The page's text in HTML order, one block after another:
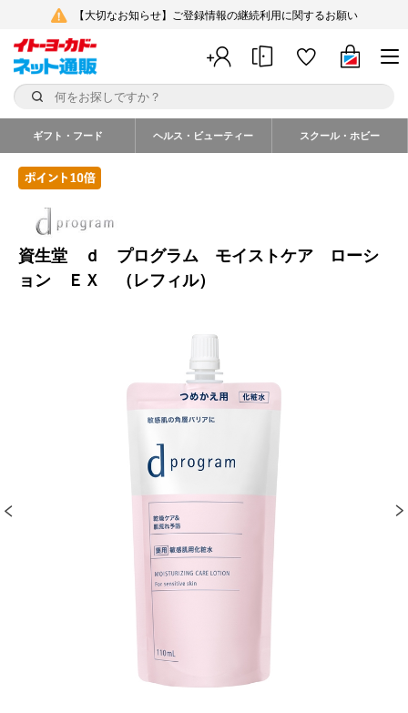
【大切なお知らせ】ご登録情報の継続利用に関するお願い
ギフト・フード ヘルス・ビューティー スクール・ホビー
資生堂 ｄ プログラム モイストケア ローシ
ョン ＥＸ （レフィル）